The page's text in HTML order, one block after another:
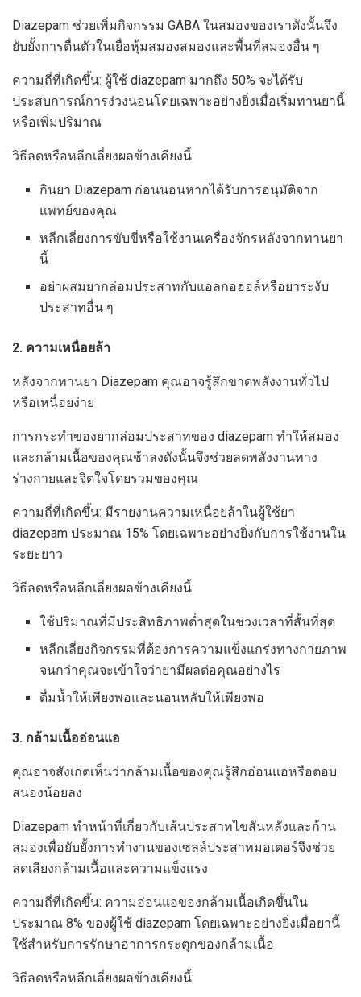
Diazepam ช่วยเพิ่มกิจกรรม GABA ในสมองของเราดังนั้นจึง
ยับยั้งการตื่นตัวในเยื่อหุ้มสมองสมองและพื้นที่สมองอื่น ๆ
ความถี่ที่เกิดขึ้น: ผู้ใช้ diazepam มากถึง 50% จะได้รับ
ประสบการณ์การง่วงนอนโดยเฉพาะอย่างยิ่งเมื่อเริ่มทานยานี้
หรือเพิ่มปริมาณ
วิธีลดหรือหลีกเลี่ยงผลข้างเคียงนี้:
กินยา Diazepam ก่อนนอนหากได้รับการอนุมัติจาก
แพทย์ของคุณ
หลีกเลี่ยงการขับขี่หรือใช้งานเครื่องจักรหลังจากทานยา
นี้
อย่าผสมยากล่อมประสาทกับแอลกอฮอล์หรือยาระงับ
ประสาทอื่น ๆ
2. ความเหนื่อยล้า
หลังจากทานยา Diazepam คุณอาจรู้สึกขาดพลังงานทั่วไป
หรือเหนื่อยง่าย
การกระทำของยากล่อมประสาทของ diazepam ทำให้สมอง
และกล้ามเนื้อของคุณช้าลงดังนั้นจึงช่วยลดพลังงานทาง
ร่างกายและจิตใจโดยรวมของคุณ
ความถี่ที่เกิดขึ้น: มีรายงานความเหนื่อยล้าในผู้ใช้ยา
diazepam ประมาณ 15% โดยเฉพาะอย่างยิ่งกับการใช้งานใน
ระยะยาว
วิธีลดหรือหลีกเลี่ยงผลข้างเคียงนี้:
ใช้ปริมาณที่มีประสิทธิภาพต่ำสุดในช่วงเวลาที่สั้นที่สุด
หลีกเลี่ยงกิจกรรมที่ต้องการความแข็งแกร่งทางกายภาพ
จนกว่าคุณจะเข้าใจว่ายามีผลต่อคุณอย่างไร
ดื่มน้ำให้เพียงพอและนอนหลับให้เพียงพอ
3. กล้ามเนื้ออ่อนแอ
คุณอาจสังเกตเห็นว่ากล้ามเนื้อของคุณรู้สึกอ่อนแอหรือตอบ
สนองน้อยลง
Diazepam ทำหน้าที่เกี่ยวกับเส้นประสาทไขสันหลังและก้าน
สมองเพื่อยับยั้งการทำงานของเซลล์ประสาทมอเตอร์จึงช่วย
ลดเสียงกล้ามเนื้อและความแข็งแรง
ความถี่ที่เกิดขึ้น: ความอ่อนแอของกล้ามเนื้อเกิดขึ้นใน
ประมาณ 8% ของผู้ใช้ diazepam โดยเฉพาะอย่างยิ่งเมื่อยานี้
ใช้สำหรับการรักษาอาการกระตุกของกล้ามเนื้อ
วิธีลดหรือหลีกเลี่ยงผลข้างเคียงนี้: